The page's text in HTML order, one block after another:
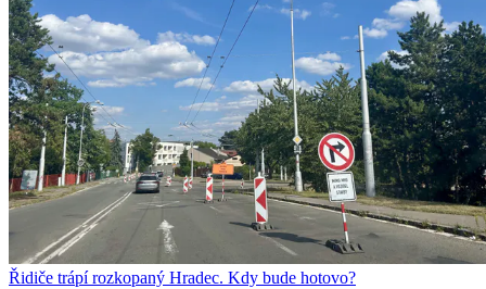
Řidiče trápí rozkopaný Hradec. Kdy bude hotovo?